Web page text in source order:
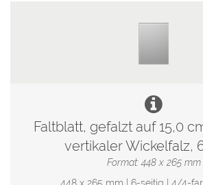
Faltblatt, gefalzt auf 15,0
vertikaler Wickelfalz,
Format: 448 x 265 mm